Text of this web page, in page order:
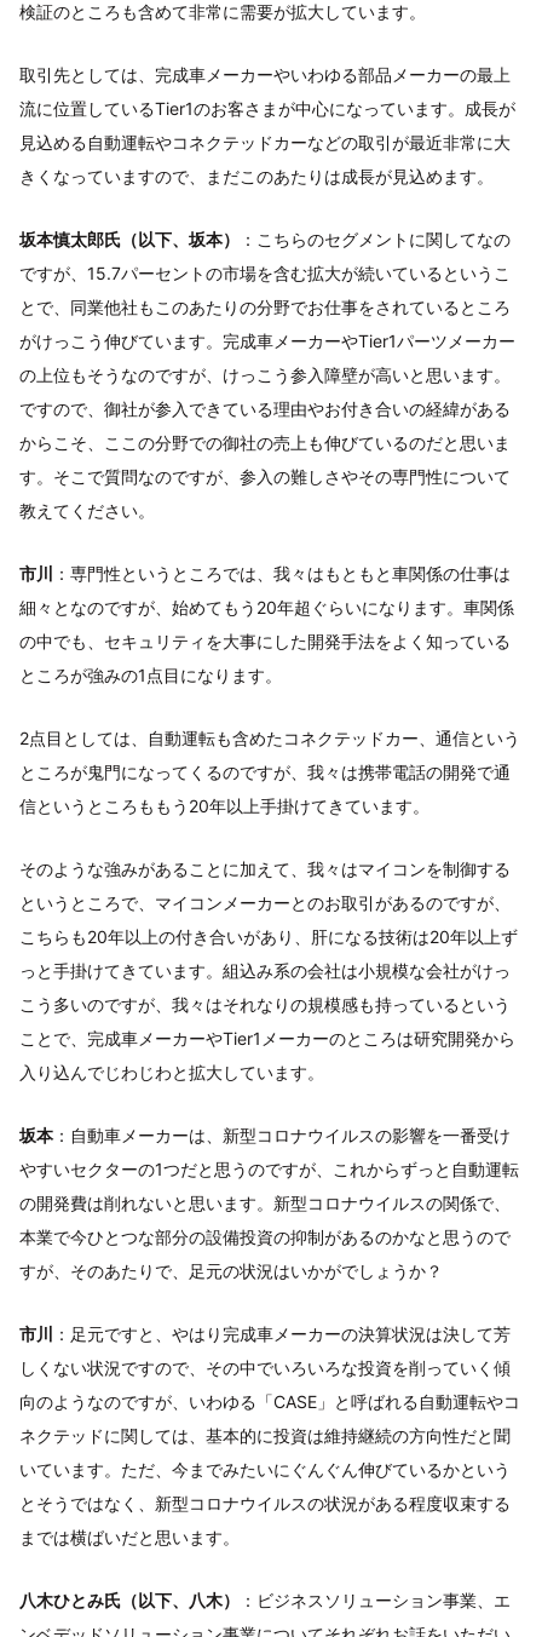
検証のところも含めて非常に需要が拡大しています。
取引先としては、完成車メーカーやいわゆる部品メーカーの最上
流に位置しているTier1のお客さまが中心になっています。成長が
見込める自動運転やコネクテッドカーなどの取引が最近非常に大
きくなっていますので、まだこのあたりは成長が見込めます。
坂本慎太郎氏（以下、坂本）
：こちらのセグメントに関してなの
ですが、15.7パーセントの市場を含む拡大が続いているというこ
とで、同業他社もこのあたりの分野でお仕事をされているところ
がけっこう伸びています。完成車メーカーやTier1パーツメーカー
の上位もそうなのですが、けっこう参入障壁が高いと思います。
ですので、御社が参入できている理由やお付き合いの経緯がある
からこそ、ここの分野での御社の売上も伸びているのだと思いま
す。そこで質問なのですが、参入の難しさやその専門性について
教えてください。
市川
：専門性というところでは、我々はもともと車関係の仕事は
細々となのですが、始めてもう20年超ぐらいになります。車関係
の中でも、セキュリティを大事にした開発手法をよく知っている
ところが強みの1点目になります。
2点目としては、自動運転も含めたコネクテッドカー、通信という
ところが鬼門になってくるのですが、我々は携帯電話の開発で通
信というところももう20年以上手掛けてきています。
そのような強みがあることに加えて、我々はマイコンを制御する
というところで、マイコンメーカーとのお取引があるのですが、
こちらも20年以上の付き合いがあり、肝になる技術は20年以上ず
っと手掛けてきています。組込み系の会社は小規模な会社がけっ
こう多いのですが、我々はそれなりの規模感も持っているという
ことで、完成車メーカーやTier1メーカーのところは研究開発から
入り込んでじわじわと拡大しています。
坂本 ：自動車メーカーは、新型コロナウイルスの影響を一番受け
やすいセクターの1つだと思うのですが、これからずっと自動運転
の開発費は削れないと思います。新型コロナウイルスの関係で、
本業で今ひとつな部分の設備投資の抑制があるのかなと思うので
すが、そのあたりで、足元の状況はいかがでしょうか？
市川
：足元ですと、やはり完成車メーカーの決算状況は決して芳
しくない状況ですので、その中でいろいろな投資を削っていく傾
向のようなのですが、いわゆる「CASE」と呼ばれる自動運転やコ
ネクテッドに関しては、基本的に投資は維持継続の方向性だと聞
いています。ただ、今までみたいにぐんぐん伸びているかという
とそうではなく、新型コロナウイルスの状況がある程度収束する
までは横ばいだと思います。
八木ひとみ氏（以下、八木）
：ビジネスソリューション事業、エ